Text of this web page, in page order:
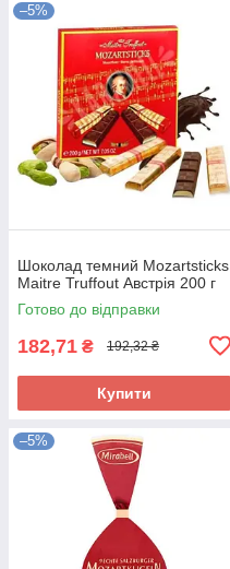
–5%
Шоколад темний Mozartsticks
Maitre Truffout Австрія 200 г
Готово до відправки
182,71 ₴ 192,32 ₴
Купити
–5%